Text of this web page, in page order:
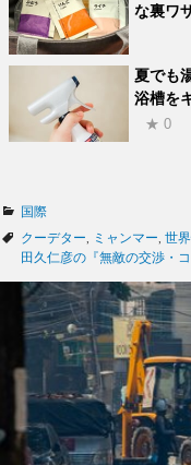
な裏ワ
夏でも
浴槽を
★ 0
カ
テ
ゴ
ー
国際
タ
グ
クーデター ミャンマー 世
田久仁彦の『無敵の交渉・